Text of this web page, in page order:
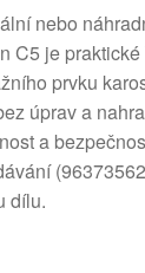
nebo
C5 je
prvku
úprav a
a
dílu.